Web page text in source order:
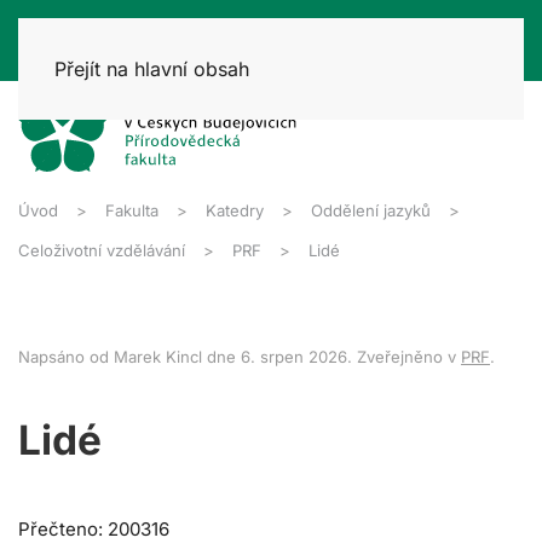
Přejít na hlavní obsah
Úvod Fakulta Katedry Oddělení jazyků
Celoživotní vzdělávání PRF Lidé
Napsáno od Marek Kincl dne 6. srpen 2026. Zveřejněno v PRF.
Lidé
Přečteno: 200316